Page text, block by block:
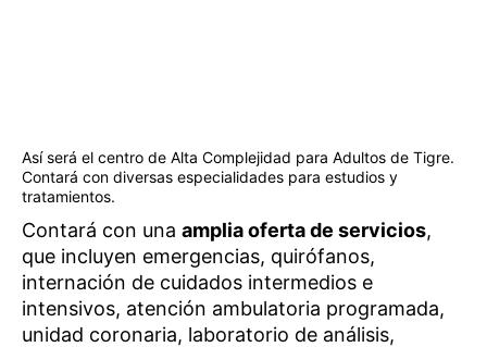
Así será el centro de Alta Complejidad para Adultos de Tigre.
Contará con diversas especialidades para estudios y
tratamientos.
Contará con una amplia oferta de servicios,
que incluyen emergencias, quirófanos,
internación de cuidados intermedios e
intensivos, atención ambulatoria programada,
unidad coronaria, laboratorio de análisis,